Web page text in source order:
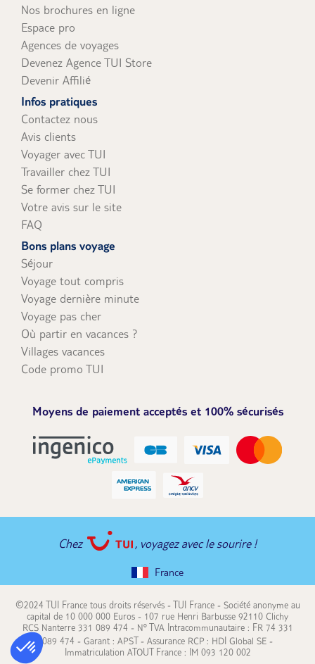
Nos brochures en ligne
Espace pro
Agences de voyages
Devenez Agence TUI Store
Devenir Affilié
Infos pratiques
Contactez nous
Avis clients
Voyager avec TUI
Travailler chez TUI
Se former chez TUI
Votre avis sur le site
FAQ
Bons plans voyage
Séjour
Voyage tout compris
Voyage dernière minute
Voyage pas cher
Où partir en vacances ?
Villages vacances
Code promo TUI
Moyens de paiement acceptés et 100% sécurisés
Chez , voyagez avec le sourire !
France
©2024 TUI France tous droits réservés - TUI France - Société anonyme au
capital de 10 000 000 Euros - 107 rue Henri Barbusse 92110 Clichy
RCS Nanterre 331 089 474 - N° TVA Intracommunautaire : FR 74 331
089 474 - Garant : APST - Assurance RCP : HDI Global SE -
Immatriculation ATOUT France : IM 093 120 002